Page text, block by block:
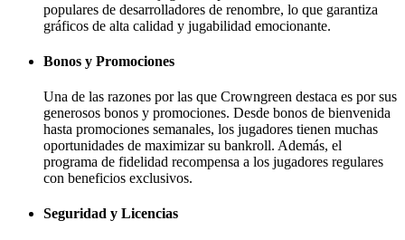
populares de desarrolladores de renombre, lo que garantiza
gráficos de alta calidad y jugabilidad emocionante.
Bonos y Promociones
Una de las razones por las que Crowngreen destaca es por sus
generosos bonos y promociones. Desde bonos de bienvenida
hasta promociones semanales, los jugadores tienen muchas
oportunidades de maximizar su bankroll. Además, el
programa de fidelidad recompensa a los jugadores regulares
con beneficios exclusivos.
Seguridad y Licencias